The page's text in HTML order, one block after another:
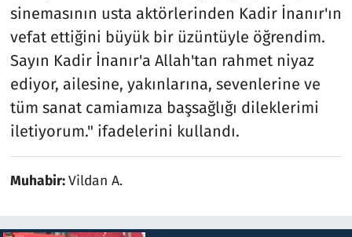
sinemasının usta aktörlerinden Kadir İnanır'ın
vefat ettiğini büyük bir üzüntüyle öğrendim.
Sayın Kadir İnanır'a Allah'tan rahmet niyaz
ediyor, ailesine, yakınlarına, sevenlerine ve
tüm sanat camiamıza başsağlığı dileklerimi
iletiyorum." ifadelerini kullandı.
Muhabir:Vildan A.